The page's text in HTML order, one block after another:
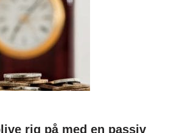
rig på med en passiv